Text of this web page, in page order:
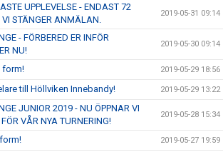
UPPLEVELSE - ENDAST 72
STÄNGER ANMÄLAN.
2019-05-31 09:14
- FÖRBERED ER INFÖR
NU!
2019-05-30 09:14
form! 2019-05-29 18:56
till Höllviken Innebandy! 2019-05-29 13:22
JUNIOR 2019 - NU ÖPPNAR VI
VÅR NYA TURNERING!
2019-05-28 15:34
2019-05-27 19:59